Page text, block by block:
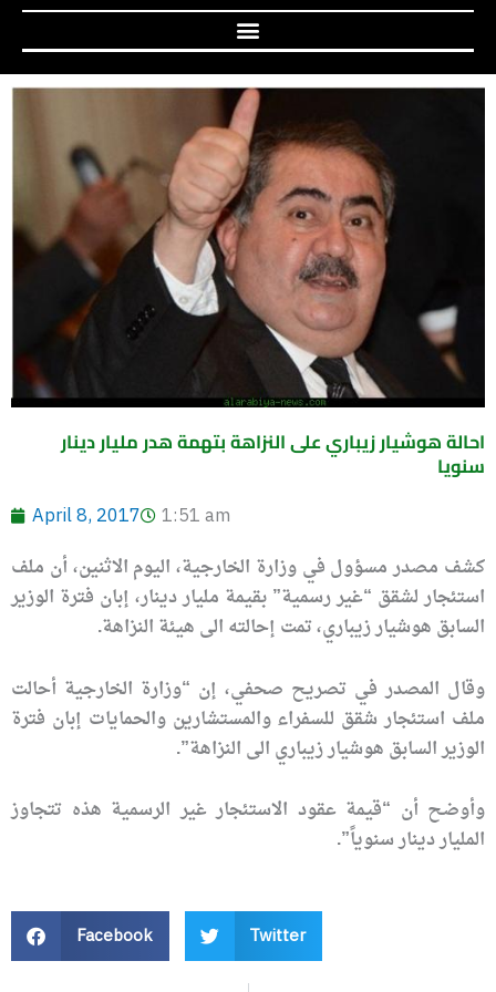
احالة هوشيار زيباري على النزاهة بتهمة هدر مليار دينار
سنويا
April 8, 2017 1:51 am
كشف مصدر مسؤول في وزارة الخارجية، اليوم الاثنين، أن ملف
استئجار لشقق “غير رسمية” بقيمة مليار دينار، إبان فترة الوزير
السابق هوشيار زيباري، تمت إحالته الى هيئة النزاهة.
وقال المصدر في تصريح صحفي، إن “وزارة الخارجية أحالت
ملف استئجار شقق للسفراء والمستشارين والحمايات إبان فترة
الوزير السابق هوشيار زيباري الى النزاهة”.
وأوضح أن “قيمة عقود الاستئجار غير الرسمية هذه تتجاوز
المليار دينار سنوياً”.
Facebook Twitter